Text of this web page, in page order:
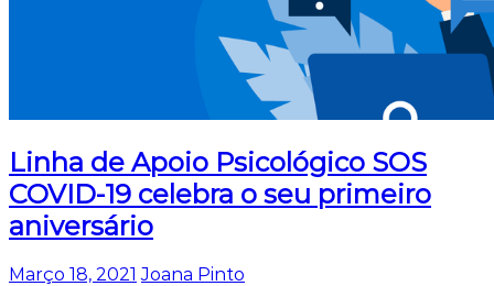
Linha de Apoio Psicológico SOS
COVID-19 celebra o seu primeiro
aniversário
Março 18, 2021 Joana Pinto